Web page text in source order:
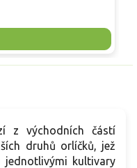
kompaktní trsy
kvetou bílými květy
středně velké plody se
sladké, výrazně
k dezertnímu
z východních částí
druhů orlíčků, jež
jednotlivými kultivary